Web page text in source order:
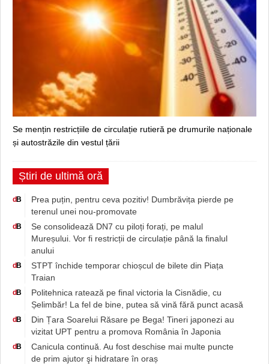
Se mențin restricțiile de circulație rutieră pe drumurile naționale
și autostrăzile din vestul țării
Știri de ultimă oră
dB
Prea puțin, pentru ceva pozitiv! Dumbrăvița pierde pe
terenul unei nou-promovate
dB
Se consolidează DN7 cu piloți forați, pe malul
Mureșului. Vor fi restricții de circulație până la finalul
anului
dB
STPT închide temporar chioșcul de bilete din Piața
Traian
dB
Politehnica ratează pe final victoria la Cisnădie, cu
Șelimbăr! La fel de bine, putea să vină fără punct acasă
dB
Din Țara Soarelui Răsare pe Bega! Tineri japonezi au
vizitat UPT pentru a promova România în Japonia
dB
Canicula continuă. Au fost deschise mai multe puncte
de prim ajutor şi hidratare în oraș